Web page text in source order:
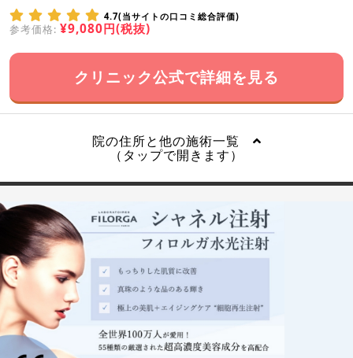
4.7(当サイトの口コミ総合評価)
参考価格: ¥9,080円(税抜)
クリニック公式で詳細を見る
院の住所と他の施術一覧
（タップで開きます）